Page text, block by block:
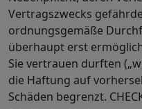
Vertragszwecks
ordnungsgemäße
überhaupt erst
Sie vertrauen durften
die Haftung auf
Schäden begrenzt.